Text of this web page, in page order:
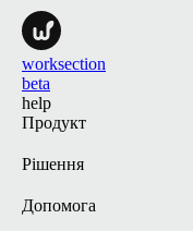
worksection
beta
help
Продукт
Рішення
Допомога